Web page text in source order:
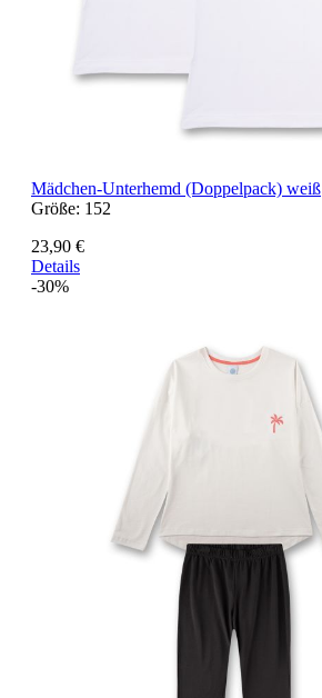
Mädchen-Unterhemd (Doppelpack) weiß
Größe: 152
23,90 €
Details
-30%